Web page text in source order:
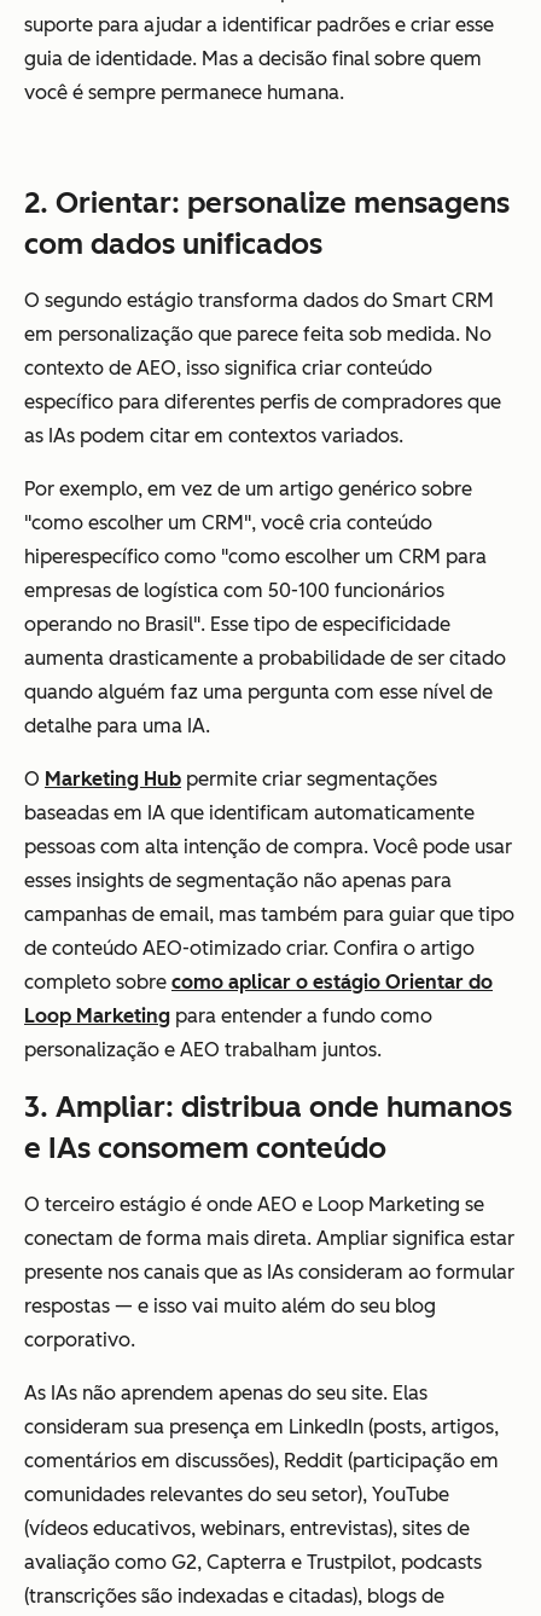
suporte para ajudar a identificar padrões e criar esse
guia de identidade. Mas a decisão final sobre quem
você é sempre permanece humana.
2. Orientar: personalize mensagens
com dados unificados
O segundo estágio transforma dados do Smart CRM
em personalização que parece feita sob medida. No
contexto de AEO, isso significa criar conteúdo
específico para diferentes perfis de compradores que
as IAs podem citar em contextos variados.
Por exemplo, em vez de um artigo genérico sobre
"como escolher um CRM", você cria conteúdo
hiperespecífico como "como escolher um CRM para
empresas de logística com 50-100 funcionários
operando no Brasil". Esse tipo de especificidade
aumenta drasticamente a probabilidade de ser citado
quando alguém faz uma pergunta com esse nível de
detalhe para uma IA.
O Marketing Hub permite criar segmentações
baseadas em IA que identificam automaticamente
pessoas com alta intenção de compra. Você pode usar
esses insights de segmentação não apenas para
campanhas de email, mas também para guiar que tipo
de conteúdo AEO-otimizado criar. Confira o artigo
completo sobre como aplicar o estágio Orientar do
Loop Marketing para entender a fundo como
personalização e AEO trabalham juntos.
3. Ampliar: distribua onde humanos
e IAs consomem conteúdo
O terceiro estágio é onde AEO e Loop Marketing se
conectam de forma mais direta. Ampliar significa estar
presente nos canais que as IAs consideram ao formular
respostas — e isso vai muito além do seu blog
corporativo.
As IAs não aprendem apenas do seu site. Elas
consideram sua presença em LinkedIn (posts, artigos,
comentários em discussões), Reddit (participação em
comunidades relevantes do seu setor), YouTube
(vídeos educativos, webinars, entrevistas), sites de
avaliação como G2, Capterra e Trustpilot, podcasts
(transcrições são indexadas e citadas), blogs de